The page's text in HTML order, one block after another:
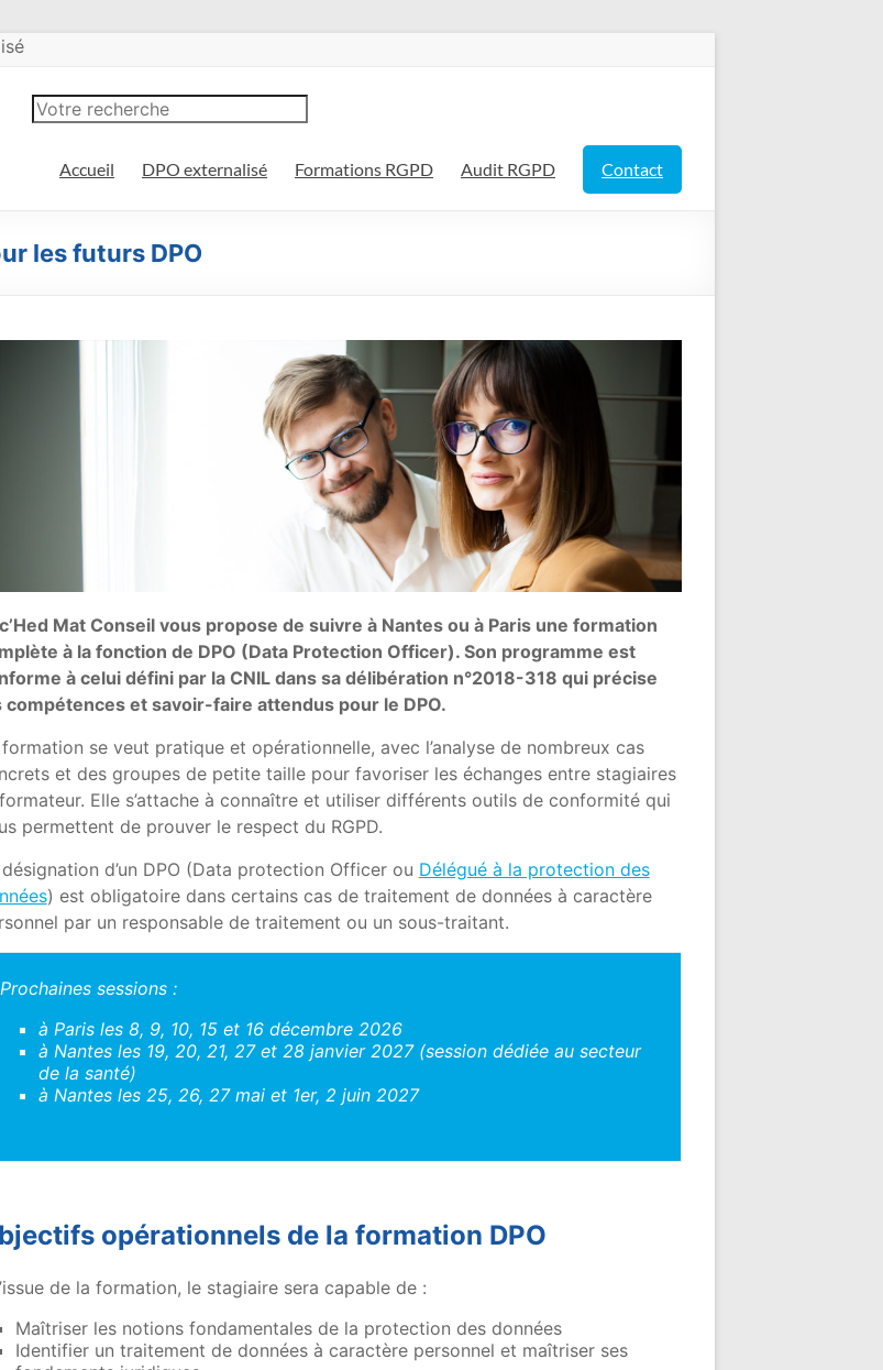
Accueil DPO externalisé Formations RGPD Audit RGPD Contact
les futurs DPO
Mat Conseil vous propose de suivre à Nantes ou à Paris une formation
à la fonction de DPO (Data Protection Officer). Son programme est
à celui défini par la CNIL dans sa délibération n°2018-318 qui précise
compétences et savoir-faire attendus pour le DPO.
se veut pratique et opérationnelle, avec l’analyse de nombreux cas
et des groupes de petite taille pour favoriser les échanges entre stagiaires
Elle s’attache à connaître et utiliser différents outils de conformité qui
permettent de prouver le respect du RGPD.
d’un DPO (Data protection Officer ou Délégué à la protection des
) est obligatoire dans certains cas de traitement de données à caractère
par un responsable de traitement ou un sous-traitant.
Prochaines sessions :
à Paris les 8, 9, 10, 15 et 16 décembre 2026
à Nantes les 19, 20, 21, 27 et 28 janvier 2027 (session dédiée au secteur
de la santé)
à Nantes les 25, 26, 27 mai et 1er, 2 juin 2027
opérationnels de la formation DPO
de la formation, le stagiaire sera capable de :
Maîtriser les notions fondamentales de la protection des données
Identifier un traitement de données à caractère personnel et maîtriser ses